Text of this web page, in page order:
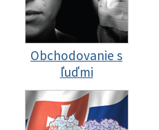
Obchodovanie s
ľuďmi